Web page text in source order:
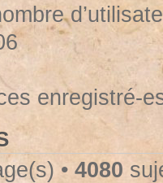
enregistré-
• 4080